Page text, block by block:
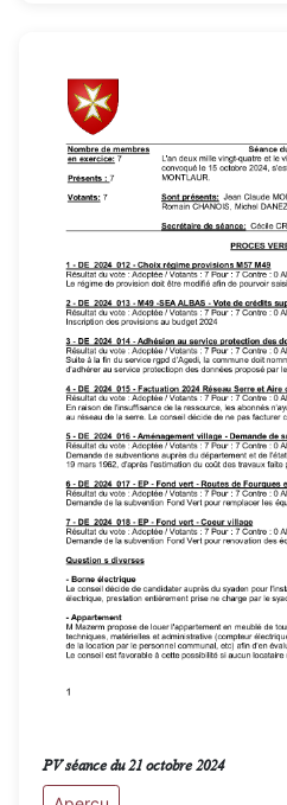
PV séance du 21 octobre 2024